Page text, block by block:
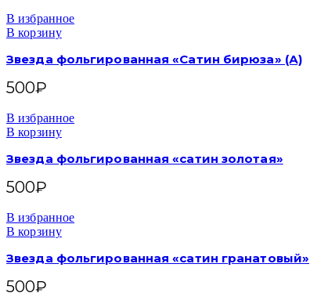
В избранное
В корзину
Звезда фольгированная «Сатин бирюза» (А)
500₽
В избранное
В корзину
Звезда фольгированная «сатин золотая»
500₽
В избранное
В корзину
Звезда фольгированная «сатин гранатовый»
500₽